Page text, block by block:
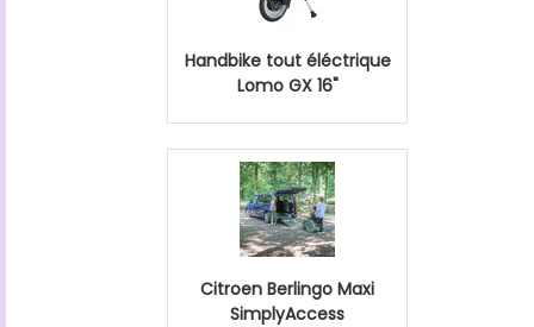
Handbike tout éléctrique
Lomo GX 16"
Citroen Berlingo Maxi
SimplyAccess